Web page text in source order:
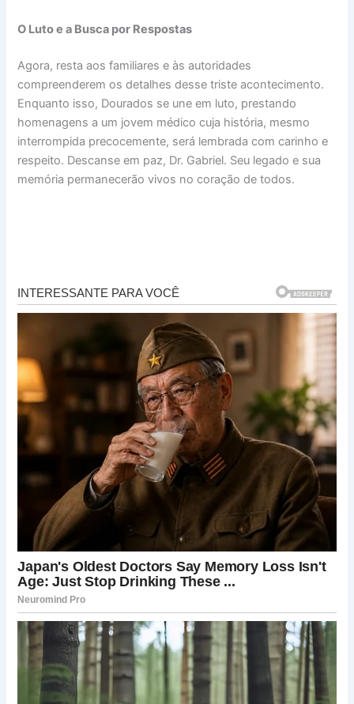
O Luto e a Busca por Respostas
Agora, resta aos familiares e às autoridades
compreenderem os detalhes desse triste acontecimento.
Enquanto isso, Dourados se une em luto, prestando
homenagens a um jovem médico cuja história, mesmo
interrompida precocemente, será lembrada com carinho e
respeito. Descanse em paz, Dr. Gabriel. Seu legado e sua
memória permanecerão vivos no coração de todos.